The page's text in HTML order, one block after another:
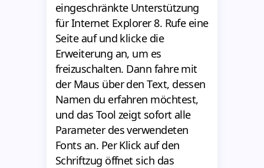
eingeschränkte Unterstützung
für Internet Explorer 8. Rufe eine
Seite auf und klicke die
Erweiterung an, um es
freizuschalten. Dann fahre mit
der Maus über den Text, dessen
Namen du erfahren möchtest,
und das Tool zeigt sofort alle
Parameter des verwendeten
Fonts an. Per Klick auf den
Schriftzug öffnet sich das